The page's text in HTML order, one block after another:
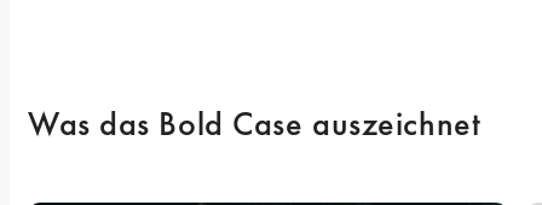
Was das Bold Case auszeichnet